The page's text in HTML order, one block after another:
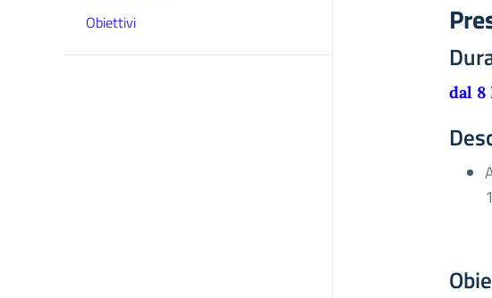
Obiettivi
dal 8